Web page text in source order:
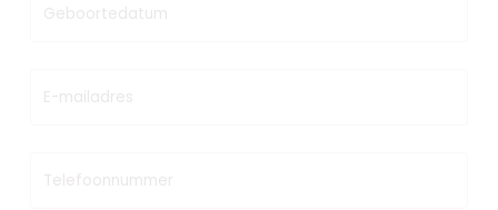
Geboortedatum
E-mailadres
Telefoonnummer